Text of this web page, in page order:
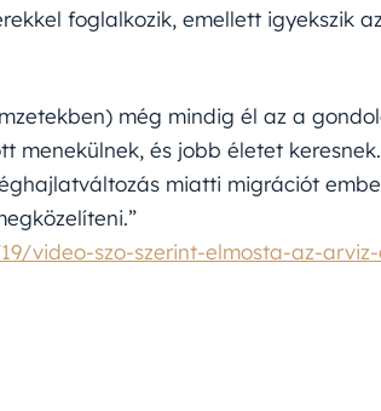
foglalkozik, emellett igyekszik
még mindig él az a
menekülnek, és jobb életet
miatti migrációt
video-szo-szerint-elmosta-az-